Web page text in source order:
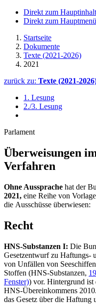
Direkt zum
Direkt zum
Startseite
Dokumente
Texte (2021-2026)
2021
zurück zu: Texte (2021-
1. Lesung
2./3. Lesung
Parlament
Überweisungen
Verfahren
Ohne Aussprache hat der
2021, eine Reihe von
die Ausschüsse überwiesen:
Recht
HNS-Substanzen I: Die
Gesetzentwurf zu Haftungs-
von Unfällen von
Stoffen (HNS-Substanzen,
Fenster)) vor. Hintergrund ist
HNS-Übereinkommens
das Gesetz über die Haftung